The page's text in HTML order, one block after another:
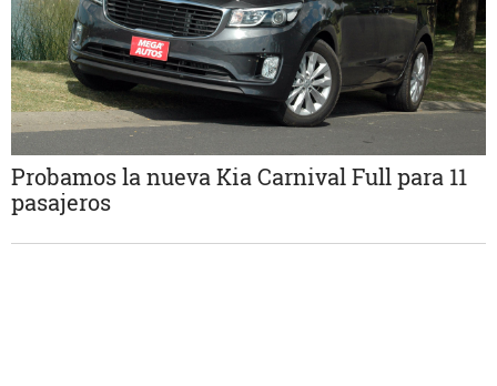
Probamos la nueva Kia Carnival Full para 11
pasajeros